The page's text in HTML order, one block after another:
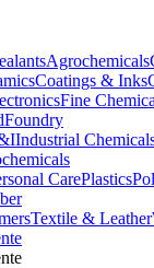
Agrochemicals
Coatings & Inks
Fine
Foundry
Industrial
CarePlastics
Textile & Leather